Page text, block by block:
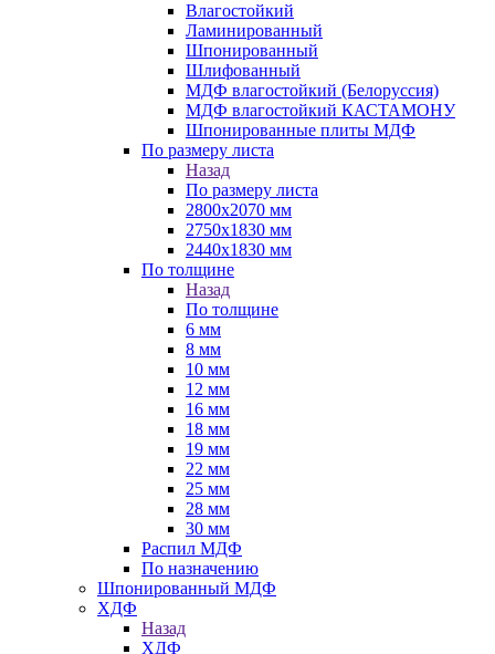
Влагостойкий
Ламинированный
Шпонированный
Шлифованный
МДФ влагостойкий (Белоруссия)
МДФ влагостойкий КАСТАМОНУ
Шпонированные плиты МДФ
По размеру листа
Назад
По размеру листа
2800х2070 мм
2750х1830 мм
2440х1830 мм
По толщине
Назад
По толщине
6 мм
8 мм
10 мм
12 мм
16 мм
18 мм
19 мм
22 мм
25 мм
28 мм
30 мм
Распил МДФ
По назначению
Шпонированный МДФ
ХДФ
Назад
ХДФ